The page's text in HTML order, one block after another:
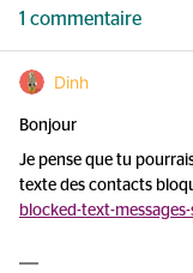
1 commentaire
Dinh
Bonjour
Je pense que tu
texte des contacts
blocked-text-